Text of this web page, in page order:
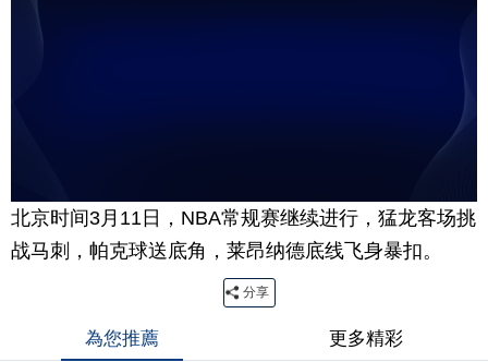
北京时间3月11日，NBA常规赛继续进行，猛龙客场挑
战马刺，帕克球送底角，莱昂纳德底线飞身暴扣。
分享
為您推薦 更多精彩